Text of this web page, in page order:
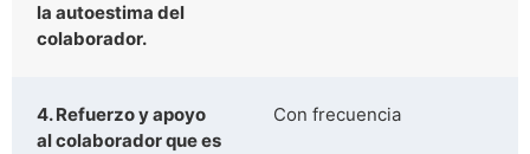
la autoestima del
colaborador.
4. Refuerzo y apoyo
al colaborador que es
Con frecuencia